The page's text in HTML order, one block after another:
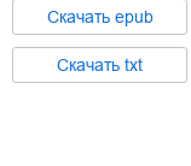
Cкачать epub
Cкачать txt